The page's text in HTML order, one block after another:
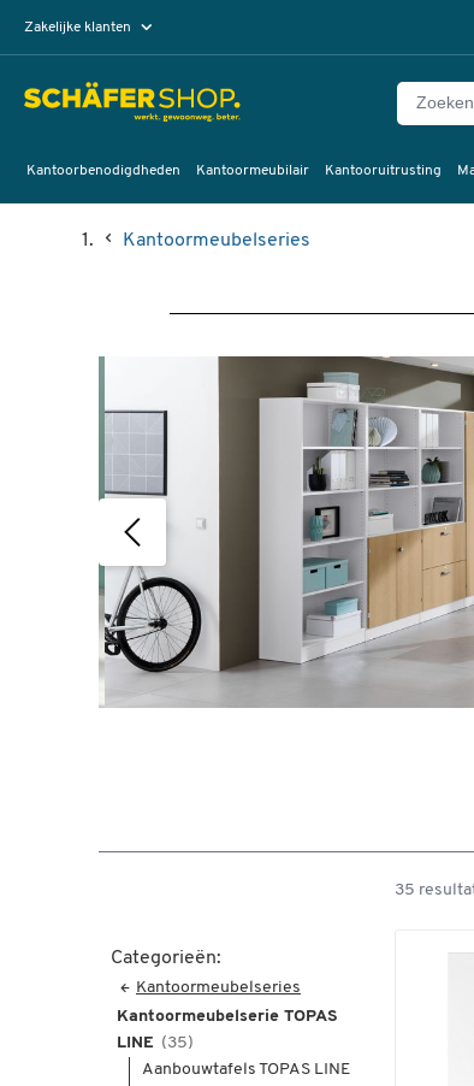
Zakelijke klanten
Kantoorbenodigdheden Kantoormeubilair Kantooruitrusting
Kantoormeubelseries
Categorieën:
Kantoormeubelseries
Kantoormeubelserie TOPAS
LINE (35)
Aanbouwtafels TOPAS LINE
35